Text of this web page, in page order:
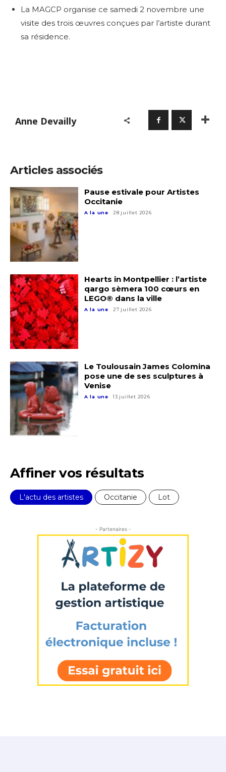
Adresse email*
Nom
Statut / Organisation
J'accepte lestermes et conditions
* Champ obligatoire
Nom
Statut / Organisation
J'accepte lestermes et conditions
* Champ obligatoire
La MAGCP organise ce samedi 2 novembre une
visite des trois œuvres conçues par l’artiste durant
sa résidence.
Anne Devailly
Articles associés
Pause estivale pour Artistes
Occitanie
A la une 28 juillet 2026
Hearts in Montpellier : l’artiste
qargo sèmera 100 cœurs en
LEGO® dans la ville
A la une 27 juillet 2026
Le Toulousain James Colomina
pose une de ses sculptures à
Venise
A la une 13 juillet 2026
Affiner vos résultats
L'actu des artistes Occitanie Lot
- Partenaires -